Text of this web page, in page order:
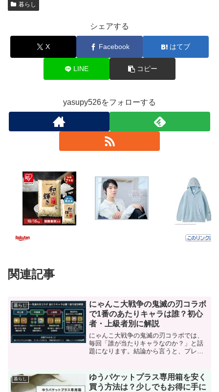
暮らし
シェアする
X Facebook はてブ
LINE コピー
yasupy526をフォローする
関連記事
暮らし
にゃんこ大戦争の鬼滅の刃コラボ
で1番のあたりキャラは誰？初心
者・上級者別に解説
にゃんこ大戦争の鬼滅の刃コラボでは、
毎回「誰が当たりキャラなのか？」と話
題になります。結論から言うと、プレイ
言われやすいキャラは存在します。本記
事では、ネット上の評価や...
暮らし
ゆうパケットプラス専用箱を安く
買う方法は？少しでもお得に手に